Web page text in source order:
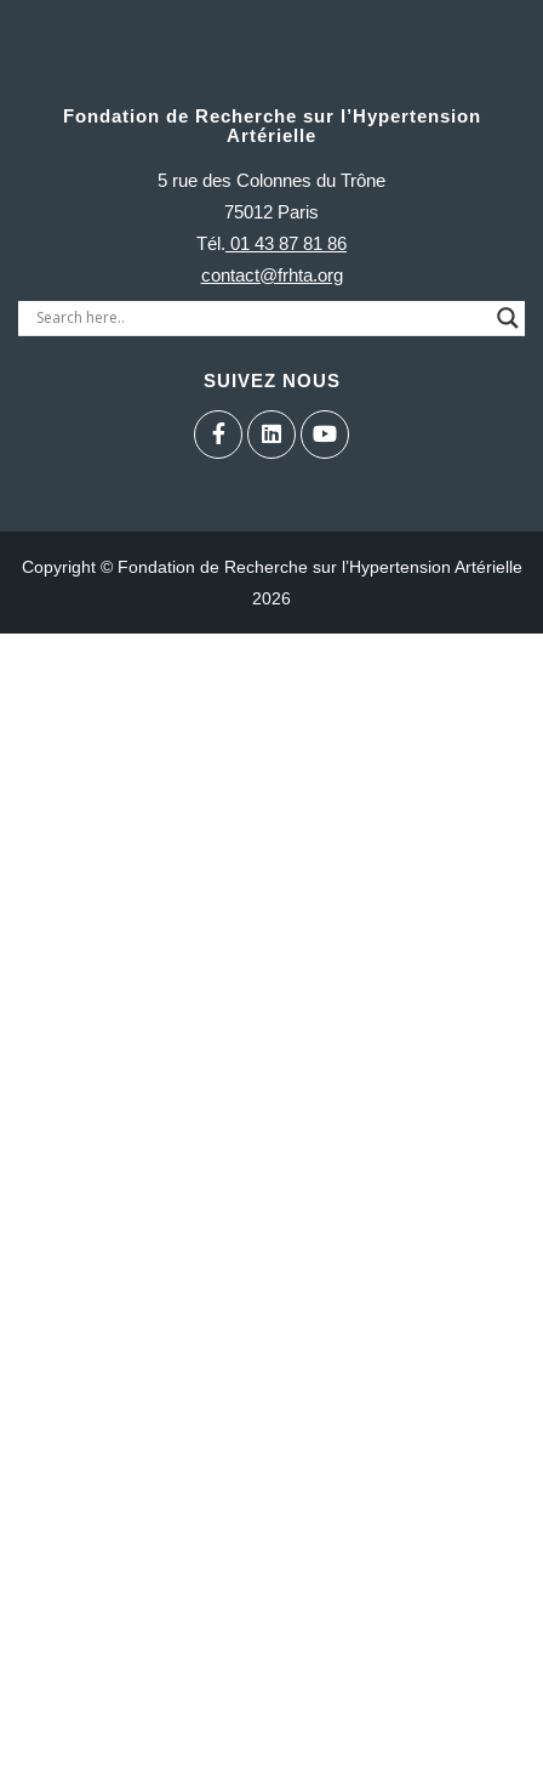
Fondation de Recherche sur l’Hypertension
Artérielle
5 rue des Colonnes du Trône
75012 Paris
Tél. 01 43 87 81 86
contact@frhta.org
SUIVEZ NOUS
Copyright © Fondation de Recherche sur l’Hypertension Artérielle
2026